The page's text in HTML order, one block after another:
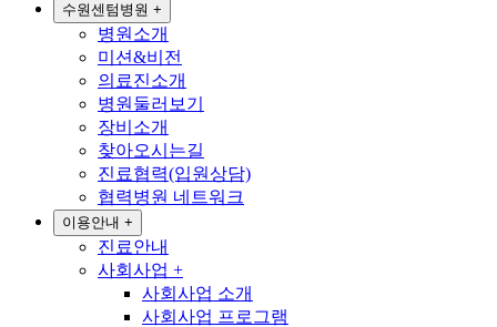
수원센텀병원 +
병원소개
미션&비전
의료진소개
병원둘러보기
장비소개
찾아오시는길
진료협력(입원상담)
협력병원 네트워크
이용안내 +
진료안내
사회사업 +
사회사업 소개
사회사업 프로그램